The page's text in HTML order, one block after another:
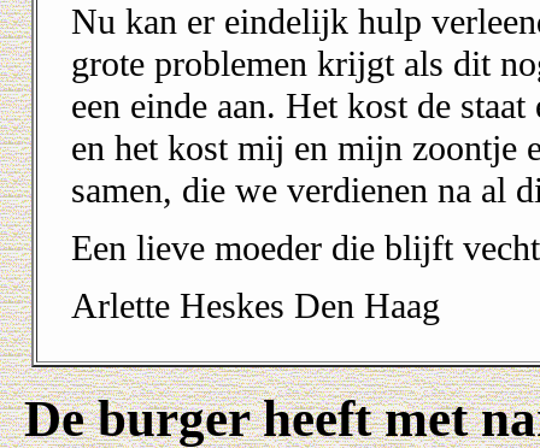
Nu kan er eindelijk hulp
grote problemen krijgt als dit
een einde aan. Het kost de
en het kost mij en mijn zoontje
samen, die we verdienen na al
Een lieve moeder die blijft
Arlette Heskes Den Haag
De burger heeft met